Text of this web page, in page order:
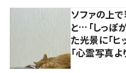
ソファの上
と…「しっぽ
た光景に「ヒ
「心霊写真よ